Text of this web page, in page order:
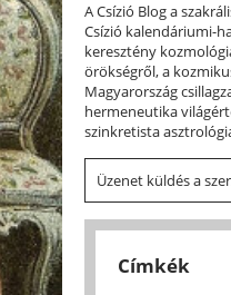
A Csízió Blog a
Csízió kalendáriumi-
keresztény
örökségről, a
Magyarország
hermeneutika
szinkretista
Üzenet küldés a
Címkék